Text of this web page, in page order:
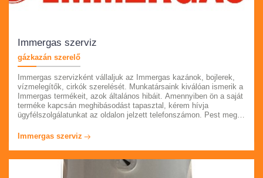
Immergas szerviz
gázkazán szerelő
Immergas szervizként vállaljuk az Immergas kazánok, bojlerek,
vízmelegítők, cirkók szerelését. Munkatársaink kiválóan ismerik a
Immergas termékeit, azok általános hibáit. Amennyiben ön a saját
terméke kapcsán meghibásodást tapasztal, kérem hívja
ügyfélszolgálatunkat az oldalon jelzett telefonszámon. Pest megye
Látogasson el oldalunkra, ahol részletesen is tájékozódhat
szolgáltatásainkról. Munkáink után számlát adunk, garanciát
vállalunk.
Immergas szerviz